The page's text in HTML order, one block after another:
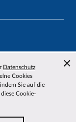
Datenschutz
Cookies
Sie auf die
Cookie-